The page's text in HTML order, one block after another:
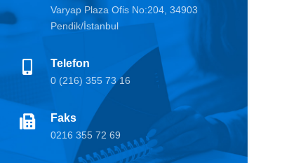
Varyap Plaza Ofis No:204, 34903
Pendik/İstanbul
Telefon
0 (216) 355 73 16
Faks
0216 355 72 69